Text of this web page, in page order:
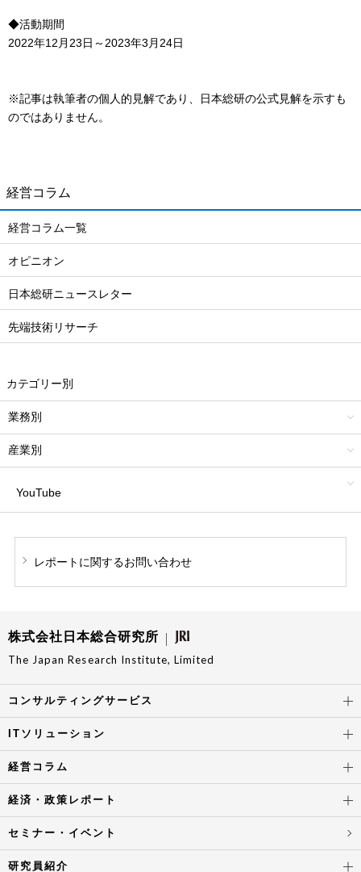
◆活動期間
2022年12月23日～2023年3月24日
※記事は執筆者の個人的見解であり、日本総研の公式見解を示すも
のではありません。
経営コラム
経営コラム一覧
オピニオン
日本総研ニュースレター
先端技術リサーチ
カテゴリー別
業務別
産業別
YouTube
レポートに関するお問い合わせ
株式会社日本総合研究所
The Japan Research Institute, Limited
コンサルティングサービス
ITソリューション
経営コラム
経済・政策レポート
セミナー・イベント
研究員紹介